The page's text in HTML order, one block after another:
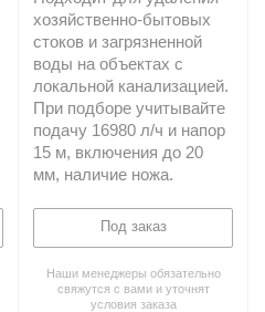
хозяйственно-бытовых
стоков и загрязненной
воды на объектах с
локальной канализацией.
При подборе учитывайте
подачу 16980 л/ч и напор
15 м, включения до 20
мм, наличие ножа.
Под заказ
Наши менеджеры обязательно
свяжутся с вами и уточнят
условия заказа